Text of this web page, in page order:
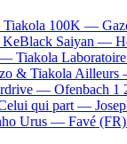
100K —
KeBlack Saiyan —
— Tiakola
& Tiakola Ailleurs
— Ofenbach 1
qui part —
Urus — Favé (FR)